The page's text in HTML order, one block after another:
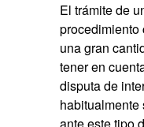
El trámite de
procedimiento
una gran
tener en
disputa de
habitualmente